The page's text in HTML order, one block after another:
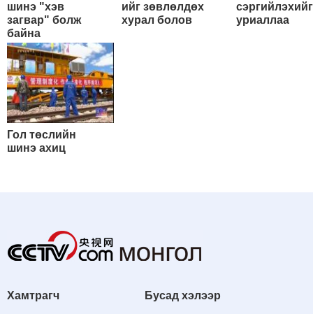
шинэ "хэв
загвар" болж
байна
ийг зөвлөлдөх
хурал болов
сэргийлэхийг
уриаллаа
Гол төслийн
шинэ ахиц
Хамтрагч Бусад хэлээр